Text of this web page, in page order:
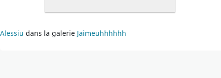
Alessiu dans la galerie Jaimeuhhhhhh